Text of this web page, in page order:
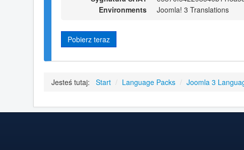
Environments
Joomla! 3 Translations
Pobierz teraz
Jesteś tutaj: Start / Language Packs / Joomla 3